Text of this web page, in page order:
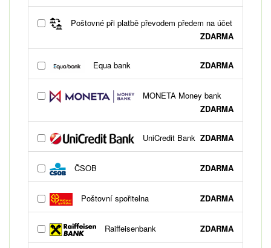
Poštovné při platbě převodem předem na účet
ZDARMA
Equa bank ZDARMA
MONETA Money bank
ZDARMA
UniCredit Bank ZDARMA
ČSOB ZDARMA
Poštovní spořitelna ZDARMA
Raiffeisenbank ZDARMA